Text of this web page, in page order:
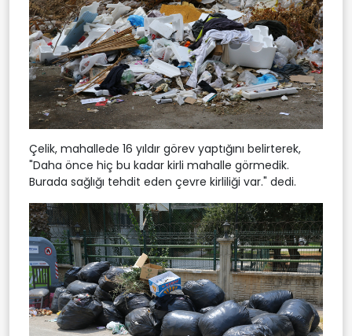
Çelik, mahallede 16 yıldır görev yaptığını belirterek,
"Daha önce hiç bu kadar kirli mahalle görmedik.
Burada sağlığı tehdit eden çevre kirliliği var." dedi.